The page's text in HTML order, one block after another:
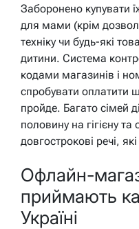
Заборонено купувати
для мами (крім
техніку чи будь-які
дитини. Система
кодами магазинів і
спробувати оплатити
пройде. Багато сімей
половину на гігієну
довгострокові речі,
Офлайн-
приймають
Україні